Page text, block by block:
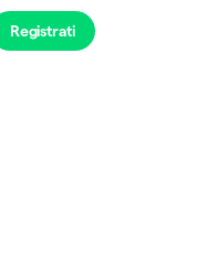
Registrati